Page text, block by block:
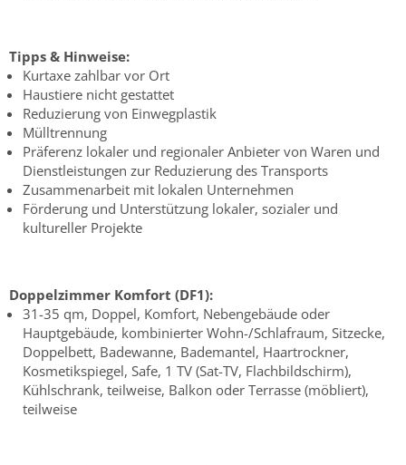
Tipps & Hinweise:
Kurtaxe zahlbar vor Ort
Haustiere nicht gestattet
Reduzierung von Einwegplastik
Mülltrennung
Präferenz lokaler und regionaler Anbieter von Waren und
Dienstleistungen zur Reduzierung des Transports
Zusammenarbeit mit lokalen Unternehmen
Förderung und Unterstützung lokaler, sozialer und
kultureller Projekte
Doppelzimmer Komfort (DF1):
31-35 qm, Doppel, Komfort, Nebengebäude oder
Hauptgebäude, kombinierter Wohn-/Schlafraum, Sitzecke,
Doppelbett, Badewanne, Bademantel, Haartrockner,
Kosmetikspiegel, Safe, 1 TV (Sat-TV, Flachbildschirm),
Kühlschrank, teilweise, Balkon oder Terrasse (möbliert),
teilweise